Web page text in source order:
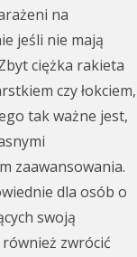
na
jeśli nie mają
ciężka rakieta
czy łokciem,
tak ważne jest,
zaawansowania.
dla osób o
swoją
zwrócić